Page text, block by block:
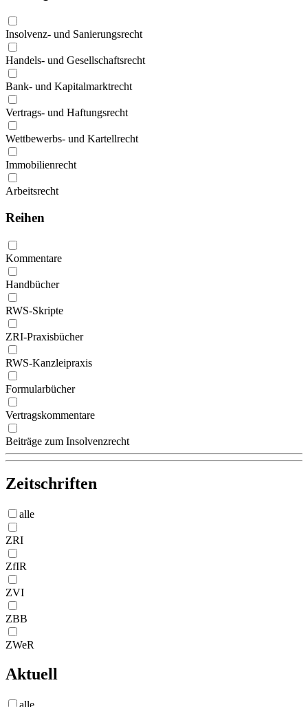
Insolvenz- und Sanierungsrecht
Handels- und Gesellschaftsrecht
Bank- und Kapitalmarktrecht
Vertrags- und Haftungsrecht
Wettbewerbs- und Kartellrecht
Immobilienrecht
Arbeitsrecht
Reihen
Kommentare
Handbücher
RWS-Skripte
ZRI-Praxisbücher
RWS-Kanzleipraxis
Formularbücher
Vertragskommentare
Beiträge zum Insolvenzrecht
Zeitschriften
alle
ZRI
ZfIR
ZVI
ZBB
ZWeR
Aktuell